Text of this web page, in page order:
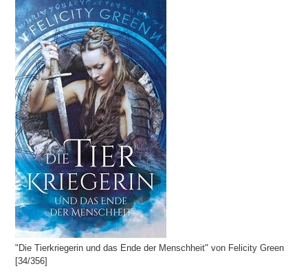
"Die Tierkriegerin und das Ende der Menschheit" von Felicity Green
[34/356]